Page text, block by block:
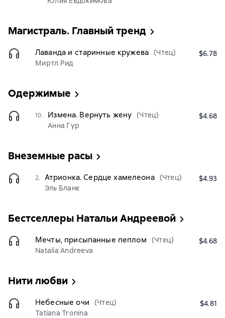
Магистраль. Главный тренд
Лаванда и старинные кружева (Чтец)
Миртл Рид
$6.78
Одержимые
10. Измена. Вернуть жену (Чтец)
Анна Гур
$4.68
Внеземные расы
2. Атрионка. Сердце хамелеона (Чтец)
Эль Бланк
$4.93
Бестселлеры Натальи Андреевой
Мечты, присыпанные пеплом
(Чтец)
Natalia Andreeva
$4.68
Нити любви
Небесные очи
(Чтец)
Tatiana Tronina
$4.81